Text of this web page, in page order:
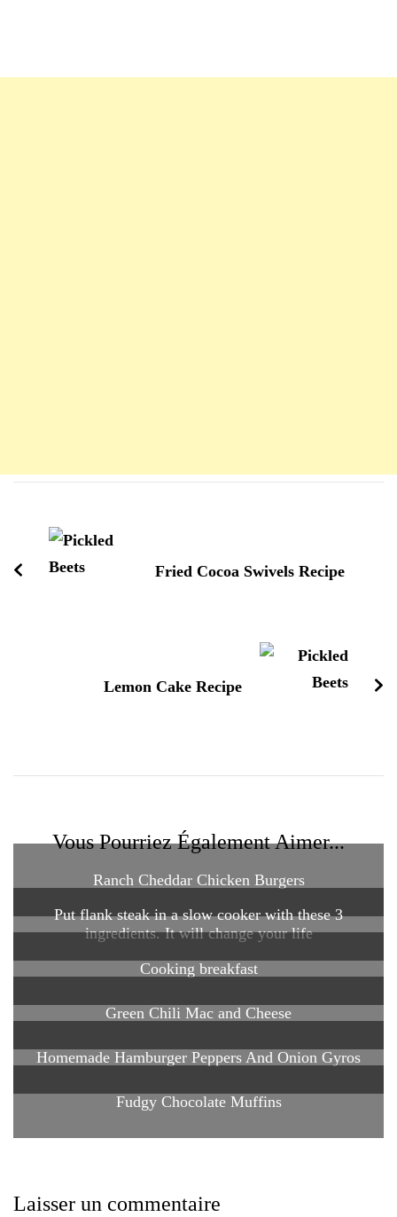
d'article
Fried Cocoa Swivels Recipe
Lemon Cake Recipe
Vous Pourriez Également Aimer...
Ranch Cheddar Chicken Burgers
Put flank steak in a slow cooker with these 3
ingredients. It will change your life
Cooking breakfast
Green Chili Mac and Cheese
Homemade Hamburger Peppers And Onion Gyros
Fudgy Chocolate Muffins
Laisser un commentaire